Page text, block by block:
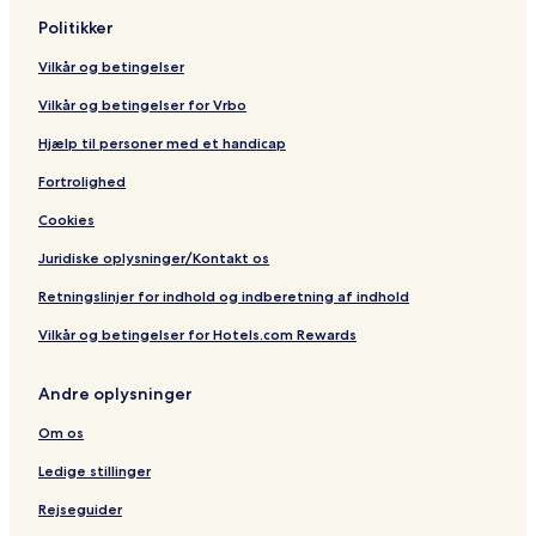
Politikker
Vilkår og betingelser
Vilkår og betingelser for Vrbo
Hjælp til personer med et handicap
Fortrolighed
Cookies
Juridiske oplysninger/Kontakt os
Retningslinjer for indhold og indberetning af indhold
Vilkår og betingelser for Hotels.com Rewards
Andre oplysninger
Om os
Ledige stillinger
Rejseguider